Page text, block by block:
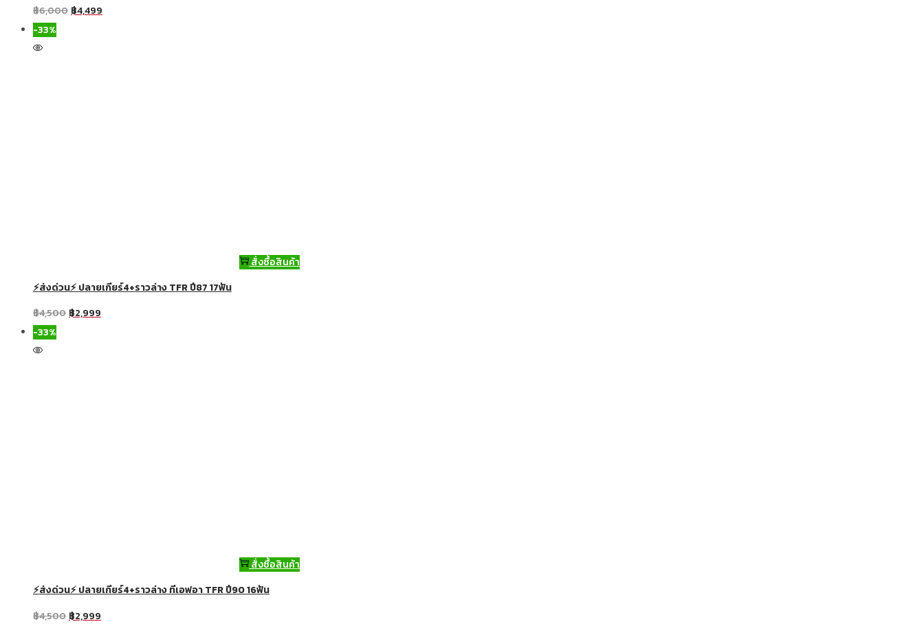
฿6,000฿4,499
-33%
สั่งซื้อสินค้า
⚡ส่งด่วน⚡ ปลายเกียร์4+ราวล่าง TFR ปี87 17ฟัน
฿4,500฿2,999
-33%
สั่งซื้อสินค้า
⚡ส่งด่วน⚡ ปลายเกียร์4+ราวล่าง ทีเอฟอา TFR ปี90 16ฟัน
฿4,500 ฿2,999